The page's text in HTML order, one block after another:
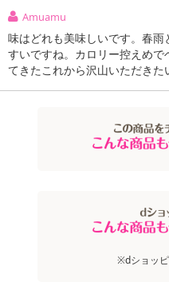
注意事項
必ずご確認ください。
記載されている内容を必ずご
にご納得いただきましたうえで
の掲載画像や画像内のバーコ
Amuamu
味はどれも美味しいです。春
すいですね。カロリー控えめ
てきたこれから沢山いただきた
※dショッピ